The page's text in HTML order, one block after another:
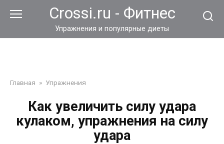
Crossi.ru - Фитнес
Упражнения и популярные диеты
Главная » Упражнения
Как увеличить силу удара
кулаком, упражнения на силу
удара